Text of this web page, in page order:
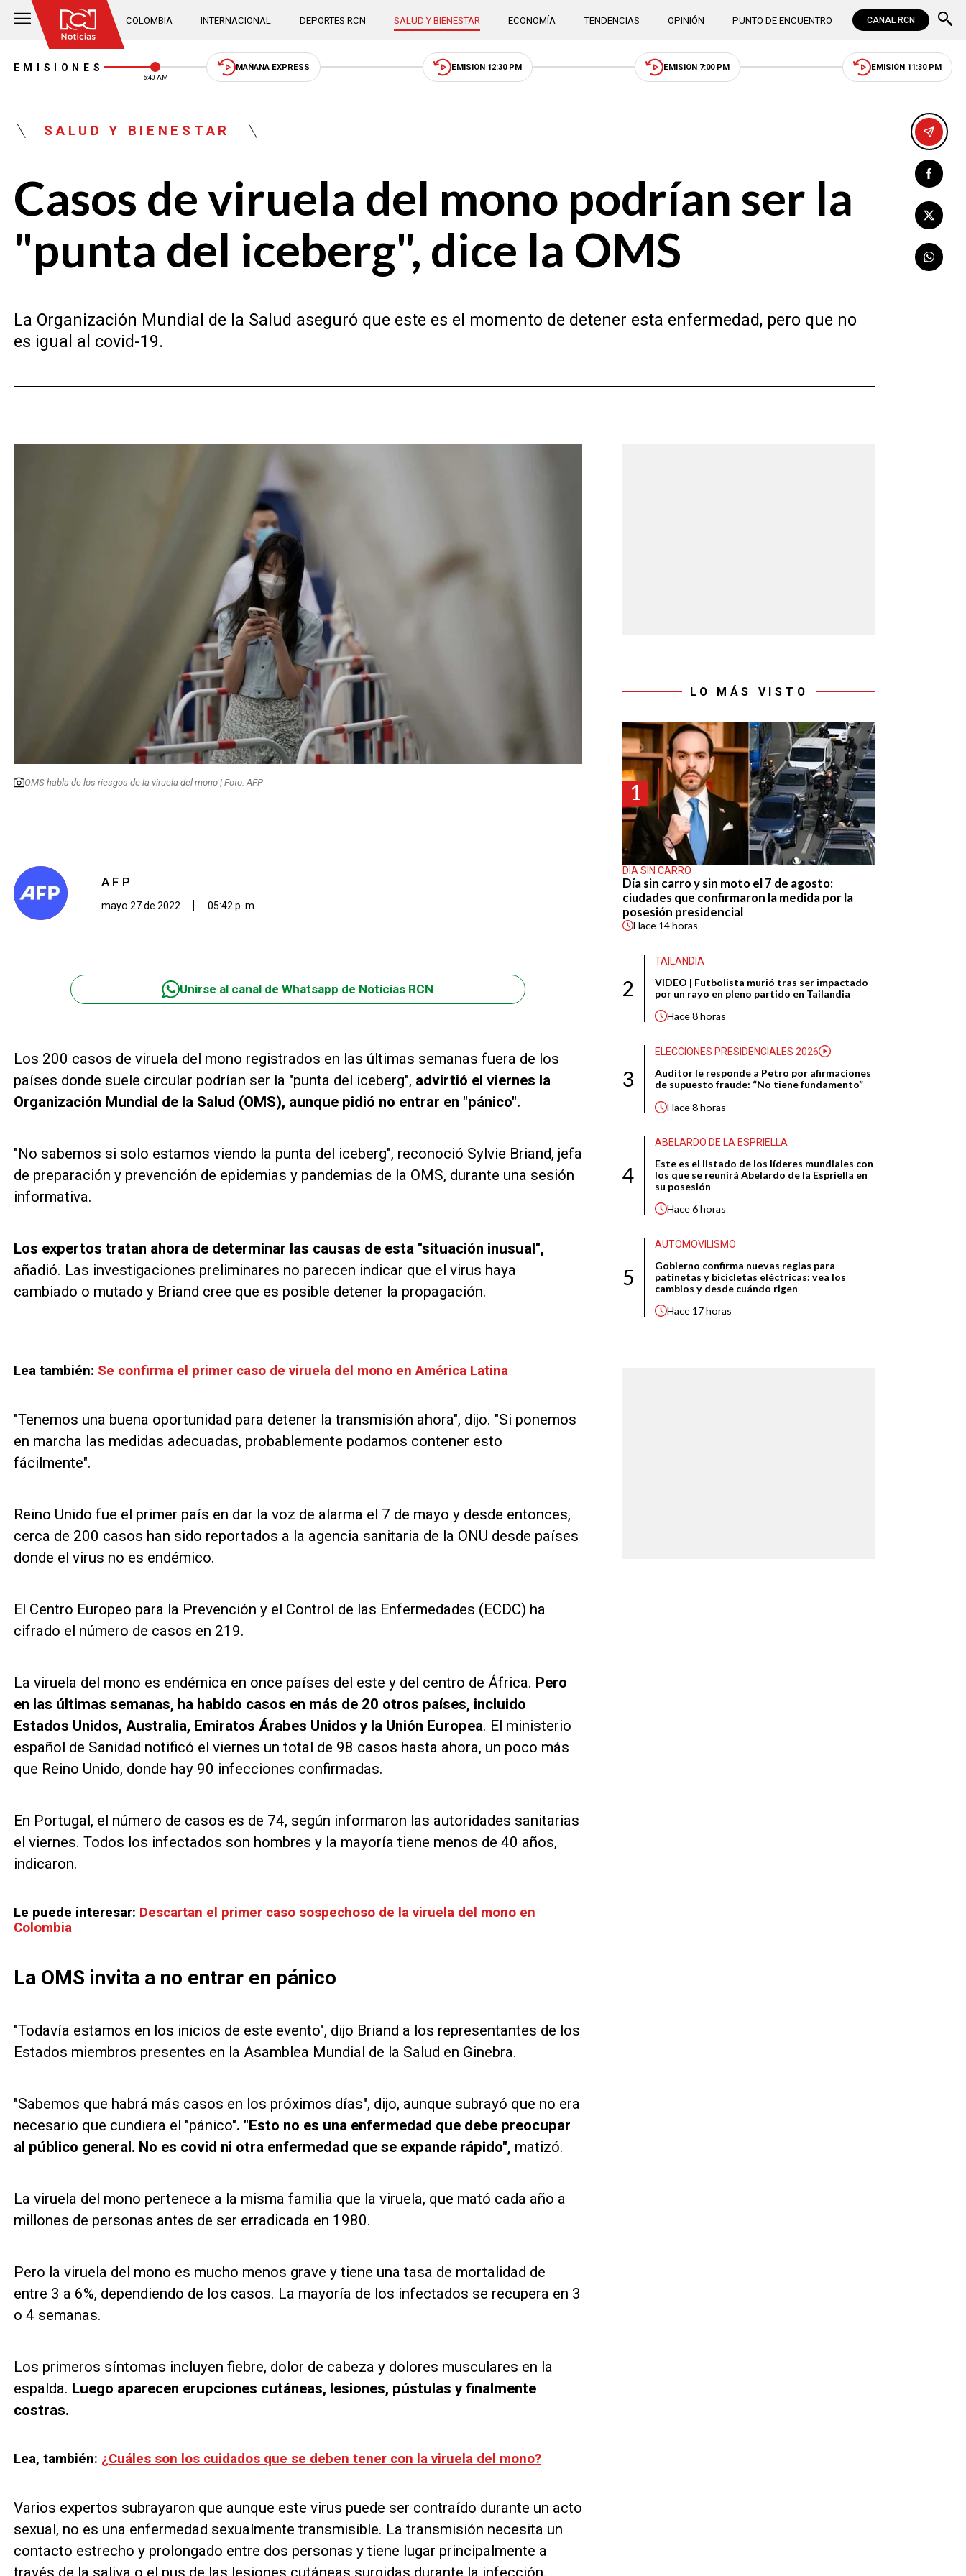
COLOMBIA INTERNACIONAL DEPORTES RCN SALUD Y BIENESTAR ECONOMÍA TENDENCIAS OPINIÓN PUNTO DE ENCUENTRO CANAL RCN
EMISIONES
6:40 AM
MAÑANA EXPRESS EMISIÓN 12:30 PM EMISIÓN 7:00 PM EMISIÓN 11:30 PM
SALUD Y BIENESTAR
Casos de viruela del mono podrían ser la
"punta del iceberg", dice la OMS
La Organización Mundial de la Salud aseguró que este es el momento de detener esta enfermedad, pero que no
es igual al covid-19.
OMS habla de los riesgos de la viruela del mono | Foto: AFP
AFP
mayo 27 de 2022 05:42 p. m.
Unirse al canal de Whatsapp de Noticias RCN
Los 200 casos de viruela del mono registrados en las últimas semanas fuera de los
países donde suele circular podrían ser la "punta del iceberg", advirtió el viernes la
Organización Mundial de la Salud (OMS), aunque pidió no entrar en "pánico".
"No sabemos si solo estamos viendo la punta del iceberg", reconoció Sylvie Briand, jefa
de preparación y prevención de epidemias y pandemias de la OMS, durante una sesión
informativa.
Los expertos tratan ahora de determinar las causas de esta "situación inusual",
añadió. Las investigaciones preliminares no parecen indicar que el virus haya
cambiado o mutado y Briand cree que es posible detener la propagación.
Lea también: Se confirma el primer caso de viruela del mono en América Latina
"Tenemos una buena oportunidad para detener la transmisión ahora", dijo. "Si ponemos
en marcha las medidas adecuadas, probablemente podamos contener esto
fácilmente".
Reino Unido fue el primer país en dar la voz de alarma el 7 de mayo y desde entonces,
cerca de 200 casos han sido reportados a la agencia sanitaria de la ONU desde países
donde el virus no es endémico.
El Centro Europeo para la Prevención y el Control de las Enfermedades (ECDC) ha
cifrado el número de casos en 219.
La viruela del mono es endémica en once países del este y del centro de África. Pero
en las últimas semanas, ha habido casos en más de 20 otros países, incluido
Estados Unidos, Australia, Emiratos Árabes Unidos y la Unión Europea. El ministerio
español de Sanidad notificó el viernes un total de 98 casos hasta ahora, un poco más
que Reino Unido, donde hay 90 infecciones confirmadas.
En Portugal, el número de casos es de 74, según informaron las autoridades sanitarias
el viernes. Todos los infectados son hombres y la mayoría tiene menos de 40 años,
indicaron.
Le puede interesar: Descartan el primer caso sospechoso de la viruela del mono en
Colombia
La OMS invita a no entrar en pánico
"Todavía estamos en los inicios de este evento", dijo Briand a los representantes de los
Estados miembros presentes en la Asamblea Mundial de la Salud en Ginebra.
"Sabemos que habrá más casos en los próximos días", dijo, aunque subrayó que no era
necesario que cundiera el "pánico". "Esto no es una enfermedad que debe preocupar
al público general. No es covid ni otra enfermedad que se expande rápido", matizó.
La viruela del mono pertenece a la misma familia que la viruela, que mató cada año a
millones de personas antes de ser erradicada en 1980.
Pero la viruela del mono es mucho menos grave y tiene una tasa de mortalidad de
entre 3 a 6%, dependiendo de los casos. La mayoría de los infectados se recupera en 3
o 4 semanas.
Los primeros síntomas incluyen fiebre, dolor de cabeza y dolores musculares en la
espalda. Luego aparecen erupciones cutáneas, lesiones, pústulas y finalmente
costras.
Lea, también: ¿Cuáles son los cuidados que se deben tener con la viruela del mono?
Varios expertos subrayaron que aunque este virus puede ser contraído durante un acto
sexual, no es una enfermedad sexualmente transmisible. La transmisión necesita un
contacto estrecho y prolongado entre dos personas y tiene lugar principalmente a
través de la saliva o el pus de las lesiones cutáneas surgidas durante la infección.
LO MÁS VISTO
1
DÍA SIN CARRO
Día sin carro y sin moto el 7 de agosto:
ciudades que confirmaron la medida por la
posesión presidencial
Hace 14 horas
2
TAILANDIA
VIDEO | Futbolista murió tras ser impactado
por un rayo en pleno partido en Tailandia
Hace8 horas
3
ELECCIONES PRESIDENCIALES 2026
Auditor le responde a Petro por afirmaciones
de supuesto fraude: “No tiene fundamento”
Hace8 horas
4
ABELARDO DE LA ESPRIELLA
Este es el listado de los líderes mundiales con
los que se reunirá Abelardo de la Espriella en
su posesión
Hace6 horas
5
AUTOMOVILISMO
Gobierno confirma nuevas reglas para
patinetas y bicicletas eléctricas: vea los
cambios y desde cuándo rigen
Hace 17 horas